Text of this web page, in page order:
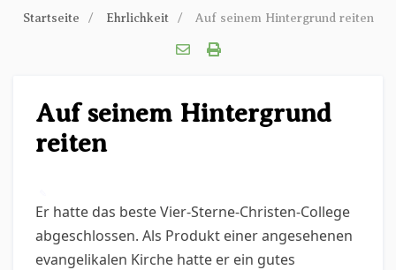
Startseite Ehrlichkeit Auf seinem Hintergrund reiten
Auf seinem Hintergrund
reiten
Er hatte das beste Vier-Sterne-Christen-College
abgeschlossen. Als Produkt einer angesehenen
evangelikalen Kirche hatte er ein gutes